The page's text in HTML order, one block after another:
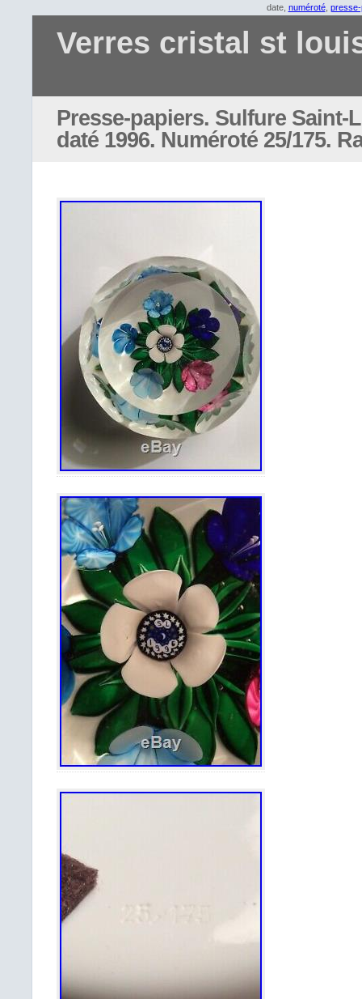
date, numéroté,
Verres cristal st
Presse-papiers. Sulfure Saint-
daté 1996. Numéroté 25/175.